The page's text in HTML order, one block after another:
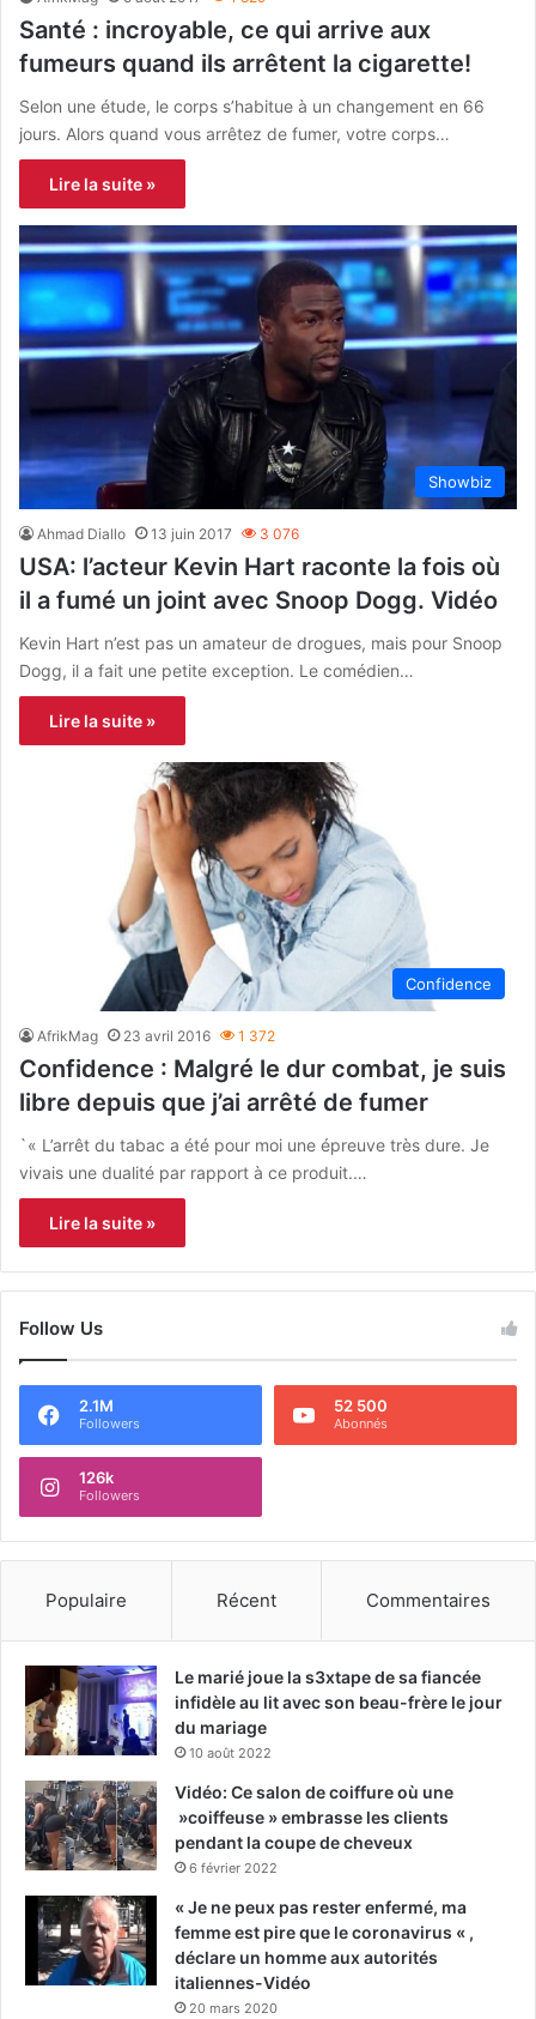
Santé : incroyable, ce qui arrive aux
fumeurs quand ils arrêtent la cigarette!
Selon une étude, le corps s’habitue à un changement en 66
jours. Alors quand vous arrêtez de fumer, votre corps…
Lire la suite »
Showbiz
Ahmad Diallo 13 juin 2017 3 076
USA: l’acteur Kevin Hart raconte la fois où
il a fumé un joint avec Snoop Dogg. Vidéo
Kevin Hart n’est pas un amateur de drogues, mais pour Snoop
Dogg, il a fait une petite exception. Le comédien…
Lire la suite »
Confidence
AfrikMag 23 avril 2016 1 372
Confidence : Malgré le dur combat, je suis
libre depuis que j’ai arrêté de fumer
`« L’arrêt du tabac a été pour moi une épreuve très dure. Je
vivais une dualité par rapport à ce produit.…
Lire la suite »
Follow Us
2.1M
Followers
52 500
Abonnés
126k
Followers
Populaire Récent Commentaires
Le marié joue la s3xtape de sa fiancée
infidèle au lit avec son beau-frère le jour
du mariage
10 août 2022
Vidéo: Ce salon de coiffure où une
»coiffeuse » embrasse les clients
pendant la coupe de cheveux
6 février 2022
« Je ne peux pas rester enfermé, ma
femme est pire que le coronavirus « ,
déclare un homme aux autorités
italiennes-Vidéo
20 mars 2020